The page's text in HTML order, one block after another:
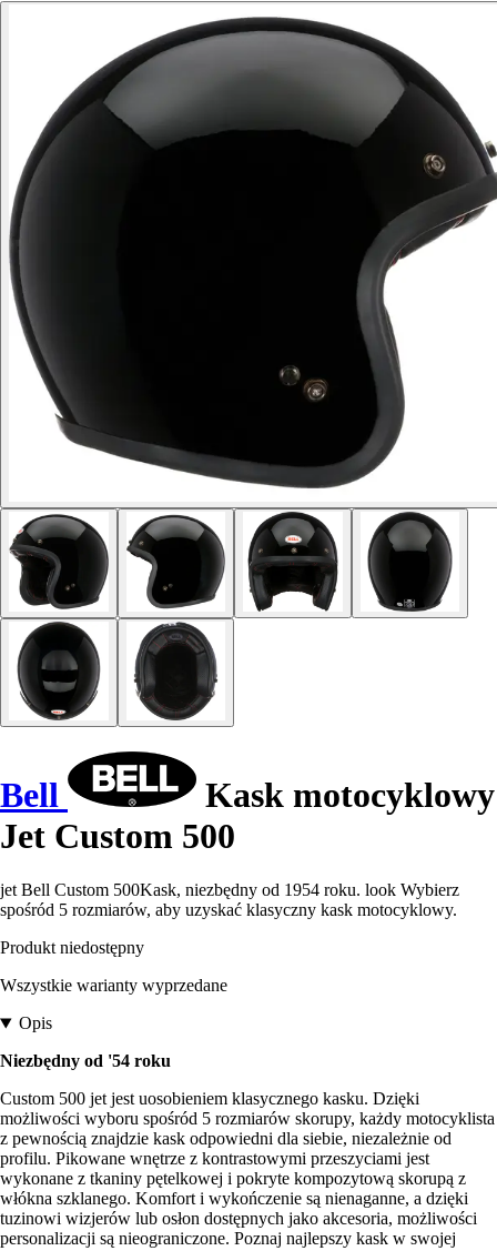
Bell
Kask motocyklowy
Jet Custom 500
jet Bell Custom 500Kask, niezbędny od 1954 roku. look Wybierz
spośród 5 rozmiarów, aby uzyskać klasyczny kask motocyklowy.
Produkt niedostępny
Wszystkie warianty wyprzedane
Opis
Niezbędny od '54 roku
Custom 500 jet jest uosobieniem klasycznego kasku. Dzięki
możliwości wyboru spośród 5 rozmiarów skorupy, każdy motocyklista
z pewnością znajdzie kask odpowiedni dla siebie, niezależnie od
profilu. Pikowane wnętrze z kontrastowymi przeszyciami jest
wykonane z tkaniny pętelkowej i pokryte kompozytową skorupą z
włókna szklanego. Komfort i wykończenie są nienaganne, a dzięki
tuzinowi wizjerów lub osłon dostępnych jako akcesoria, możliwości
personalizacji są nieograniczone. Poznaj najlepszy kask w swojej